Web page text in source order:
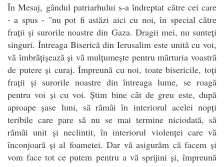
În Mesaj, gândul patriarhului s-a îndreptat către cei care
- a spus - "nu pot fi astăzi aici cu noi, în special către
frații și surorile noastre din Gaza. Dragii mei, nu sunteți
singuri. Întreaga Biserică din Ierusalim este unită cu voi,
vă îmbrățișează și vă mulțumește pentru mărturia voastră
de putere și curaj. Împreună cu noi, toate bisericile, toți
frații și surorile noastre din întreaga lume, se roagă
pentru voi și cu voi. Știm bine cât de greu este, după
aproape șase luni, să rămâi în interiorul acelei nopți
teribile care pare să nu se mai termine niciodată, să
rămâi unit și neclintit, în interiorul violenței care vă
înconjoară și al foametei. Dar vă asigurăm că facem și
vom face tot ce putem pentru a vă sprijini și, împreună